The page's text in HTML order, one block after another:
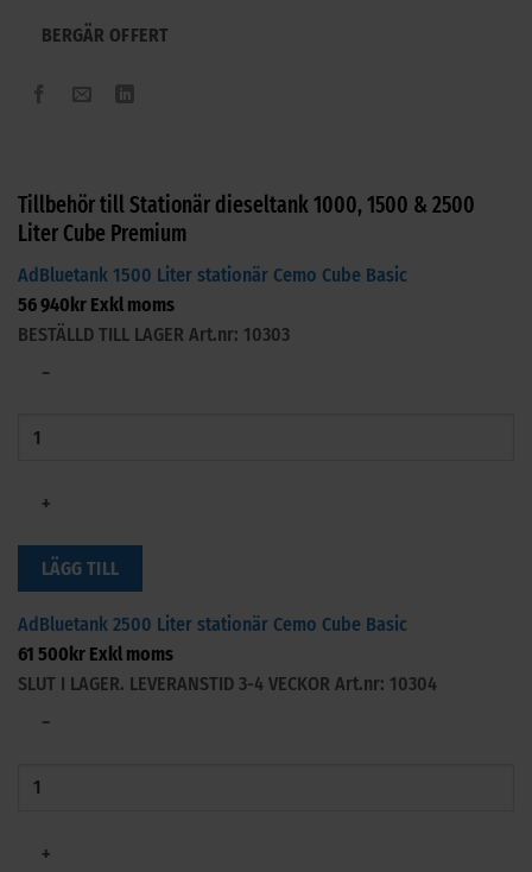
BERGÄR OFFERT
Tillbehör till Stationär dieseltank 1000, 1500 & 2500
Liter Cube Premium
AdBluetank 1500 Liter stationär Cemo Cube Basic
56 940kr Exkl moms
BESTÄLLD TILL LAGER Art.nr: 10303
−
+
LÄGG TILL
AdBluetank 2500 Liter stationär Cemo Cube Basic
61 500 kr Exkl moms
SLUT I LAGER. LEVERANSTID 3-4 VECKOR Art.nr: 10304
−
+